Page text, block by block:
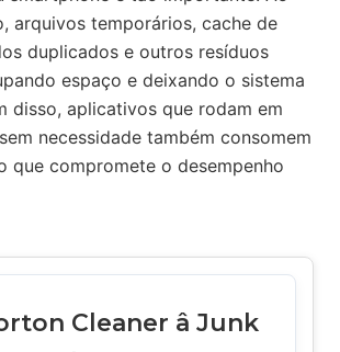
arquivos temporários, cache de
duplicados e outros resíduos
espaço e deixando o sistema
disso, aplicativos que rodam em
necessidade também consomem
que compromete o desempenho
Cleaner â Junk